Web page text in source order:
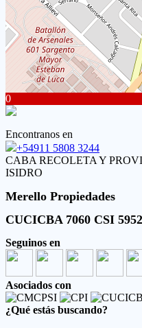
0
Encontranos en
+54911 5808 3244
CABA RECOLETA Y
ISIDRO
Merello Propiedades
CUCICBA 7060 CSI 5952
Seguinos en
Asociados con
¿Qué estás buscando?